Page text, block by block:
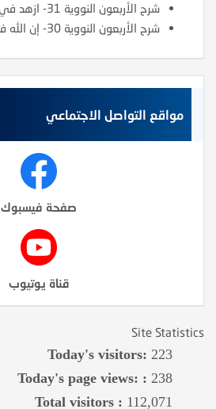
شرح الأربعون النووية 31- ازهد في الدنيا يحبك الله
شرح الأربعون النووية 30- إن الله فرض فرائض فلا تضيعوها
مواقع التواصل الاجتماعي
صفحة فيسبوك
قناة يوتيوب
Site Statistics
Today's visitors: 223
Today's page views: : 238
Total visitors : 112,071